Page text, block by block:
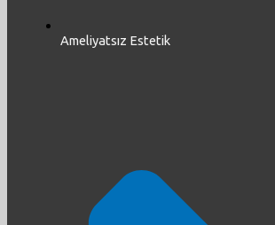
Ameliyatsız Estetik